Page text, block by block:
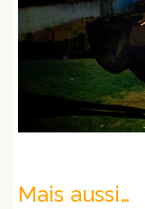
Mais aussi…